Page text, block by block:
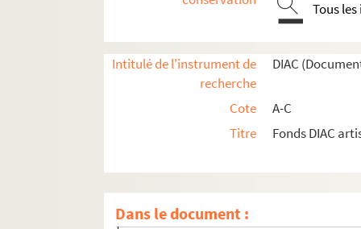
Tous
Intitulé de l'instrument de
recherche
DIAC
Cote
A-C
Titre
Fonds DIAC
Dans le document :
Artistes. CORNIERE, Géraldine
Artistes. CORNIERE, Pierre
Artistes. CORNILLET, Patrick
Artistes. CORNU, Claude
Artistes. CORNU, Jean